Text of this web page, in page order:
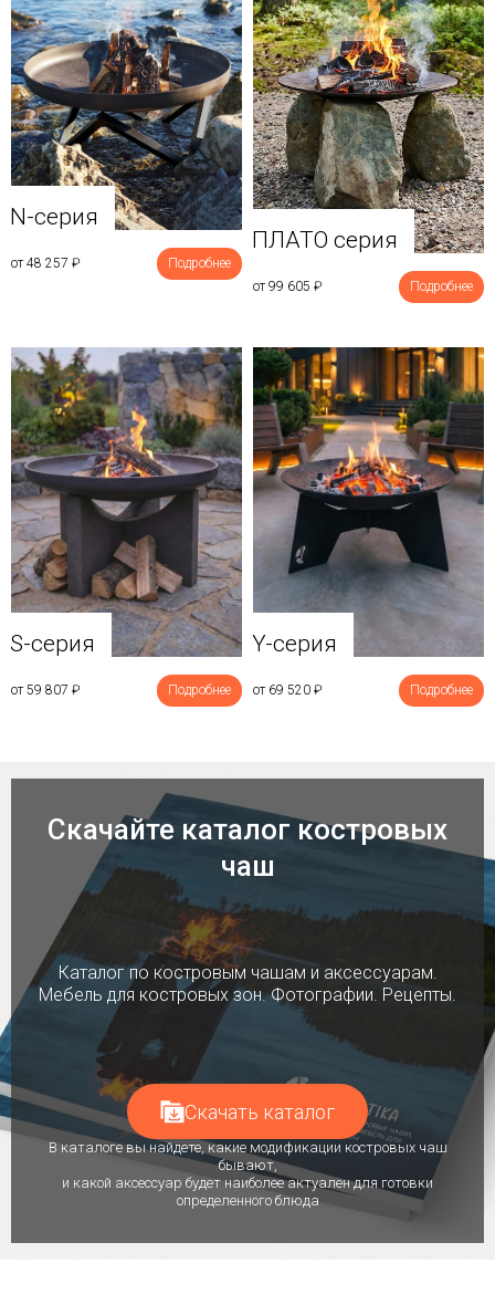
N-серия
от 48 257 ₽ Подробнее
ПЛАТО серия
от 99 605 ₽ Подробнее
S-серия
от 59 807 ₽ Подробнее
Y-серия
от 69 520 ₽ Подробнее
Скачайте каталог костровых
чаш
Каталог по костровым чашам и аксессуарам.
Мебель для костровых зон. Фотографии. Рецепты.
Скачать каталог
В каталоге вы найдете, какие модификации костровых чаш
бывают,
и какой аксессуар будет наиболее актуален для готовки
определенного блюда